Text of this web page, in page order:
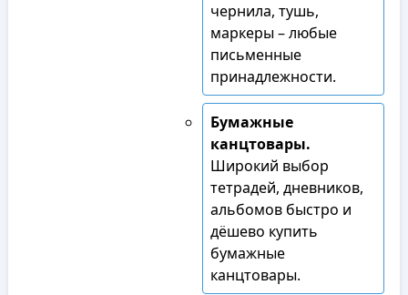
чернила, тушь,
маркеры – любые
письменные
принадлежности.
Бумажные
канцтовары.
Широкий выбор
тетрадей, дневников,
альбомов быстро и
дёшево купить
бумажные
канцтовары.